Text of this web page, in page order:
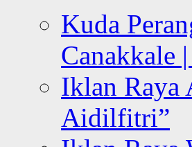
Kuda
Canakkale
Iklan
Aidilfitri”